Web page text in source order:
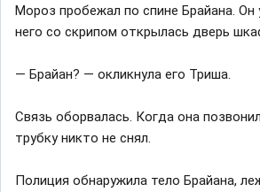
Мороз пробежал по спине Брайана. Он
него со скрипом открылась дверь
— Брайан? — окликнула его Триша.
Связь оборвалась. Когда она
трубку никто не снял.
Полиция обнаружила тело Брайана,